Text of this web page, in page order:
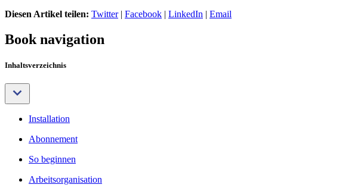
Diesen Artikel teilen: Twitter| Facebook | LinkedIn | Email
Book navigation
Inhaltsverzeichnis
Installation
Abonnement
So beginnen
Arbeitsorganisation